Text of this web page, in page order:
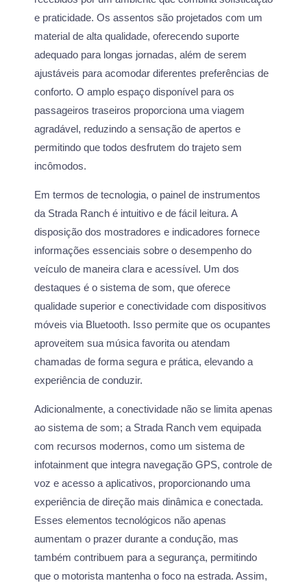
e praticidade. Os assentos são projetados com um
material de alta qualidade, oferecendo suporte
adequado para longas jornadas, além de serem
ajustáveis para acomodar diferentes preferências de
conforto. O amplo espaço disponível para os
passageiros traseiros proporciona uma viagem
agradável, reduzindo a sensação de apertos e
permitindo que todos desfrutem do trajeto sem
incômodos.
Em termos de tecnologia, o painel de instrumentos
da Strada Ranch é intuitivo e de fácil leitura. A
disposição dos mostradores e indicadores fornece
informações essenciais sobre o desempenho do
veículo de maneira clara e acessível. Um dos
destaques é o sistema de som, que oferece
qualidade superior e conectividade com dispositivos
móveis via Bluetooth. Isso permite que os ocupantes
aproveitem sua música favorita ou atendam
chamadas de forma segura e prática, elevando a
experiência de conduzir.
Adicionalmente, a conectividade não se limita apenas
ao sistema de som; a Strada Ranch vem equipada
com recursos modernos, como um sistema de
infotainment que integra navegação GPS, controle de
voz e acesso a aplicativos, proporcionando uma
experiência de direção mais dinâmica e conectada.
Esses elementos tecnológicos não apenas
aumentam o prazer durante a condução, mas
também contribuem para a segurança, permitindo
que o motorista mantenha o foco na estrada. Assim,